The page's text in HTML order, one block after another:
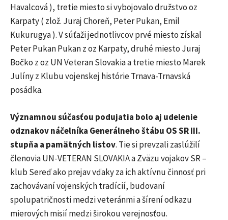
Havalcová ), tretie miesto si vybojovalo družstvo oz
Karpaty ( zlož. Juraj Choreň, Peter Pukan, Emil
Kukurugya ). V súťaži jednotlivcov prvé miesto získal
Peter Pukan Pukan z oz Karpaty, druhé miesto Juraj
Bočko z oz UN Veteran Slovakia a tretie miesto Marek
Julíny z Klubu vojenskej histórie Trnava-Trnavská
posádka.
Významnou súčasťou podujatia bolo aj udelenie
odznakov náčelníka Generálneho štábu OS SR III.
stupňa a pamätných listov. Tie si prevzali zaslúžilí
členovia UN-VETERAN SLOVAKIA a Zväzu vojakov SR –
klub Sereď ako prejav vďaky za ich aktívnu činnosť pri
zachovávaní vojenských tradícií, budovaní
spolupatričnosti medzi veteránmi a šírení odkazu
mierových misií medzi širokou verejnosťou.